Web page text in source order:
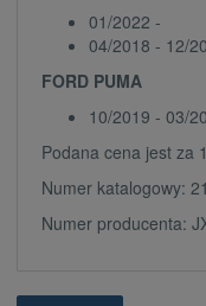
01/2022 -
04/2018 - 12/
FORD PUMA
10/2019 - 03/
Podana cena jest za
Numer katalogowy:
Numer producenta: